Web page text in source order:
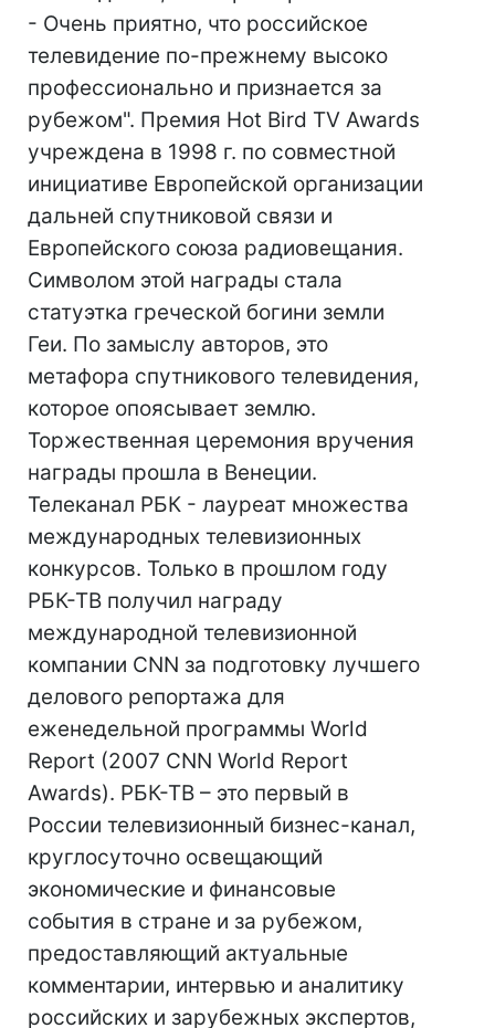
- Очень приятно, что российское
телевидение по-прежнему высоко
профессионально и признается за
рубежом". Премия Hot Bird TV Awards
учреждена в 1998 г. по совместной
инициативе Европейской организации
дальней спутниковой связи и
Европейского союза радиовещания.
Символом этой награды стала
статуэтка греческой богини земли
Геи. По замыслу авторов, это
метафора спутникового телевидения,
которое опоясывает землю.
Торжественная церемония вручения
награды прошла в Венеции.
Телеканал РБК - лауреат множества
международных телевизионных
конкурсов. Только в прошлом году
РБК-ТВ получил награду
международной телевизионной
компании CNN за подготовку лучшего
делового репортажа для
еженедельной программы World
Report (2007 CNN World Report
Awards). РБК-ТВ – это первый в
России телевизионный бизнес-канал,
круглосуточно освещающий
экономические и финансовые
события в стране и за рубежом,
предоставляющий актуальные
комментарии, интервью и аналитику
российских и зарубежных экспертов,